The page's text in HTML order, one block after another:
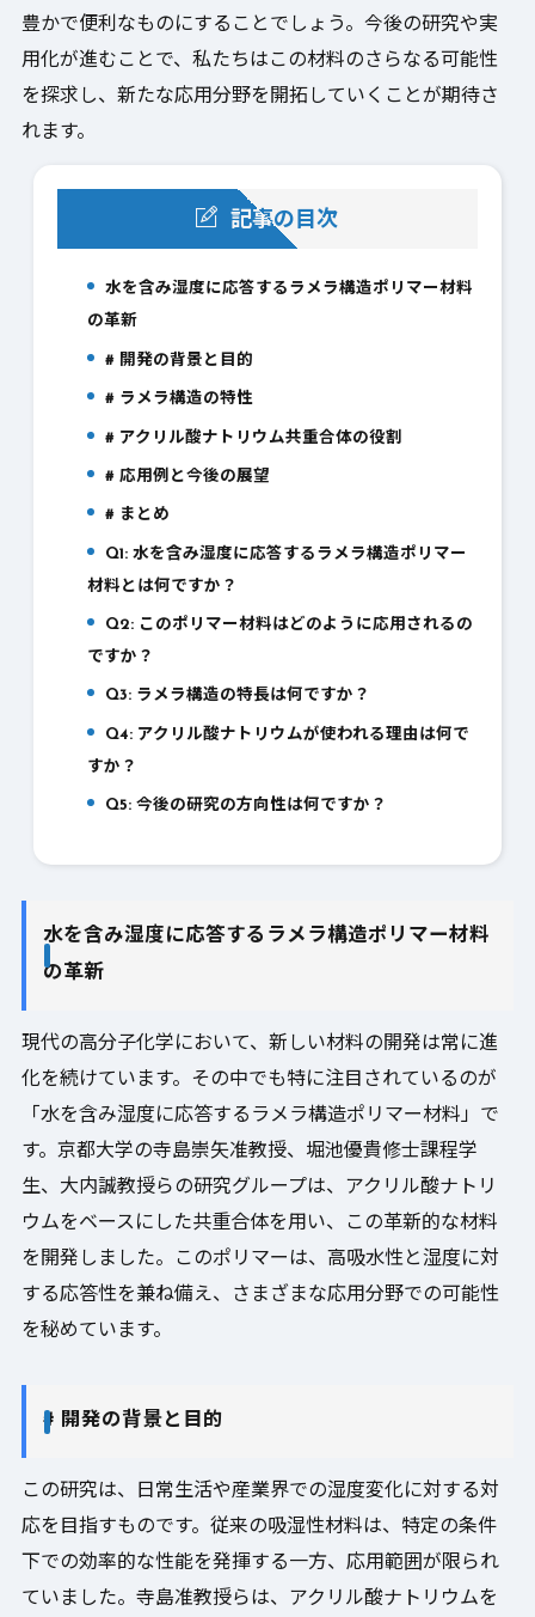
豊かで便利なものにすることでしょう。今後の研究や実
用化が進むことで、私たちはこの材料のさらなる可能性
を探求し、新たな応用分野を開拓していくことが期待さ
れます。
記事の目次
水を含み湿度に応答するラメラ構造ポリマー材料
の革新
2.
# 開発の背景と目的
# ラメラ構造の特性
4.
# アクリル酸ナトリウム共重合体の役割
# 応用例と今後の展望
# まとめ
Q1: 水を含み湿度に応答するラメラ構造ポリマー
材料とは何ですか？
Q2: このポリマー材料はどのように応用されるの
ですか？
Q3: ラメラ構造の特長は何ですか？
10.
Q4: アクリル酸ナトリウムが使われる理由は何で
すか？
Q5: 今後の研究の方向性は何ですか？
水を含み湿度に応答するラメラ構造ポリマー材料
の革新
現代の高分子化学において、新しい材料の開発は常に進
化を続けています。その中でも特に注目されているのが
「水を含み湿度に応答するラメラ構造ポリマー材料」で
す。京都大学の寺島崇矢准教授、堀池優貴修士課程学
生、大内誠教授らの研究グループは、アクリル酸ナトリ
ウムをベースにした共重合体を用い、この革新的な材料
を開発しました。このポリマーは、高吸水性と湿度に対
する応答性を兼ね備え、さまざまな応用分野での可能性
を秘めています。
# 開発の背景と目的
この研究は、日常生活や産業界での湿度変化に対する対
応を目指すものです。従来の吸湿性材料は、特定の条件
下での効率的な性能を発揮する一方、応用範囲が限られ
ていました。寺島准教授らは、アクリル酸ナトリウムを